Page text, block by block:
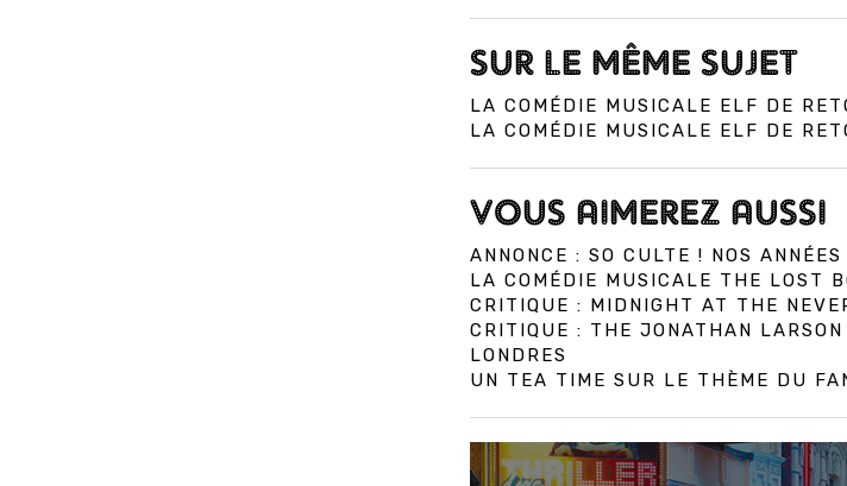
SUR LE MÊME SUJET
LA COMÉDIE MUSICALE ELF DE
LA COMÉDIE MUSICALE ELF DE
VOUS AIMEREZ AUSSI
ANNONCE : SO CULTE ! NOS
LA COMÉDIE MUSICALE THE LOST
CRITIQUE : MIDNIGHT AT THE
CRITIQUE : THE JONATHAN
LONDRES
UN TEA TIME SUR LE THÈME DU